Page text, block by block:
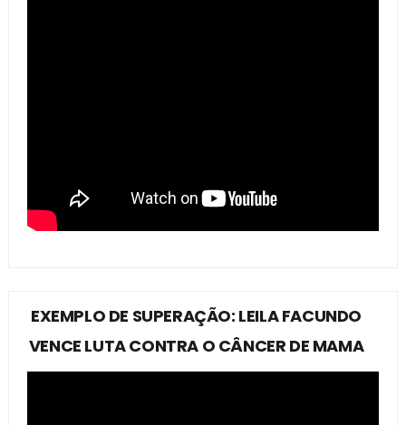
EXEMPLO DE SUPERAÇÃO: LEILA FACUNDO
VENCE LUTA CONTRA O CÂNCER DE MAMA